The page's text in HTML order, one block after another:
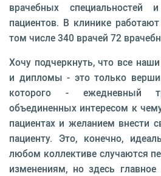
врачебных специальностей
пациентов. В клинике
том числе 340 врачей 72
Хочу подчеркнуть, что все
и дипломы - это только
которого - ежедневный
объединенных интересом к
пациентах и желанием внести
пациенту. Это, конечно,
любом коллективе случаются
изменениям, но здесь